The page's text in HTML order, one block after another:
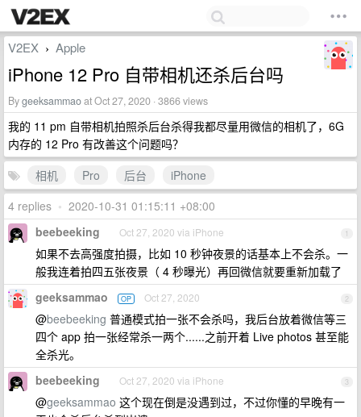
V2EX › Apple
iPhone 12 Pro 自带相机还杀后台吗
Bygeeksammaoat Oct 27, 2020 · 3866 views
我的 11 pm 自带相机拍照杀后台杀得我都尽量用微信的相机了，6G
内存的 12 Pro 有改善这个问题吗？
相机
Pro 后台
iPhone
4 replies • 2020-10-31 01:15:11 +08:00
1
beebeeking Oct 27, 2020 via iPhone
如果不去高强度拍摄，比如 10 秒钟夜景的话基本上不会杀。一
般我连着拍四五张夜景（ 4 秒曝光）再回微信就要重新加载了
2
geeksammao OP Oct 27, 2020
@beebeeking 普通模式拍一张不会杀吗，我后台放着微信等三
四个 app 拍一张经常杀一两个......之前开着 Live photos 甚至能
全杀光。
3
beebeeking Oct 27, 2020 via iPhone
@geeksammao 这个现在倒是没遇到过，不过你懂的早晚有一